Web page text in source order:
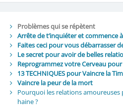
Problèmes qui se répètent
Arrête de t’inquiéter et commence
Faites ceci pour vous débarrasser
Le secret pour avoir de belles
Reprogrammez votre Cerveau
13 TECHNIQUES pour Vaincre la
Vaincre la peur de la mort
Pourquoi les relations amoureuses
haine ?